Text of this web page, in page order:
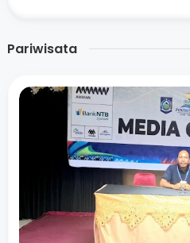
Pariwisata